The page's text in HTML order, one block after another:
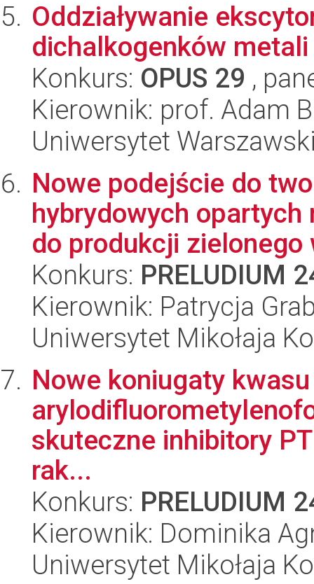
Oddziaływanie
dichalkogenków
Konkurs: OPUS 29 ,
Kierownik: prof. Adam
Uniwersytet
Nowe podejście do
hybrydowych
do produkcji zielonego
Konkurs: PRELUDIUM
Kierownik: Patrycja
Uniwersytet Mikołaja
Nowe koniugaty kwasu
skuteczne inhibitory
rak...
Konkurs: PRELUDIUM
Kierownik: Dominika
Uniwersytet Mikołaja